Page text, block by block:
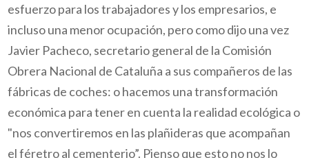
esfuerzo para los trabajadores y los empresarios, e
incluso una menor ocupación, pero como dijo una vez
Javier Pacheco, secretario general de la Comisión
Obrera Nacional de Cataluña a sus compañeros de las
fábricas de coches: o hacemos una transformación
económica para tener en cuenta la realidad ecológica o
"nos convertiremos en las plañideras que acompañan
el féretro al cementerio”. Pienso que esto no nos lo